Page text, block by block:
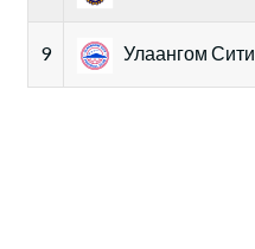
9 Улаангом Сити